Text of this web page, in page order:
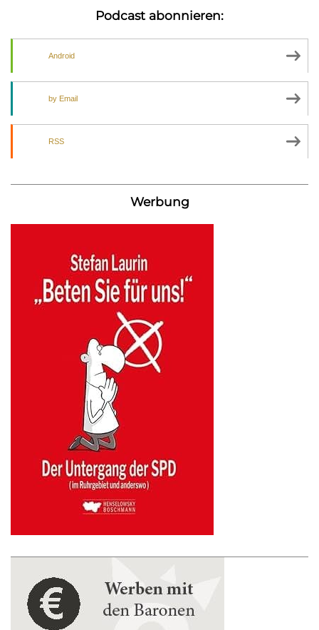
Podcast abonnieren:
Android
by Email
RSS
Werbung